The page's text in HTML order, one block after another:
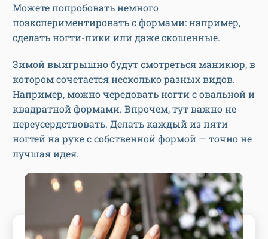
Можете попробовать немного
поэкспериментировать с формами: например,
сделать ногти-пики или даже скошенные.
Зимой выигрышно будут смотреться маникюр, в
котором сочетается несколько разных видов.
Например, можно чередовать ногти с овальной и
квадратной формами. Впрочем, тут важно не
переусердствовать. Делать каждый из пяти
ногтей на руке с собственной формой — точно не
лучшая идея.